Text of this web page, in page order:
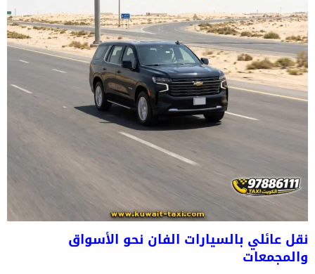
نقل عائلي بالسيارات الفان نحو الأسواق
والمجمعات